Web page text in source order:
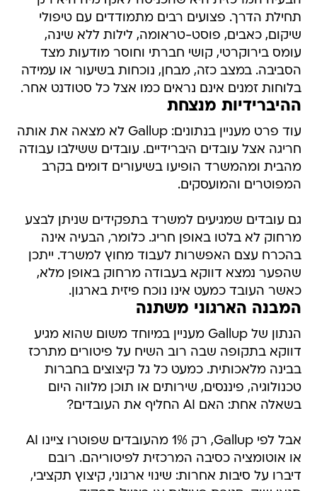
תחילת הדרך. פצועים רבים מתמודדים עם טיפולי
שיקום, כאבים, פוסט-טראומה, לילות ללא שינה,
עומס בירוקרטי, קושי חברתי וחוסר מודעות מצד
הסביבה. במצב כזה, מבחן, נוכחות בשיעור או עמידה
בלוחות זמנים אינם נראים כמו אצל כל סטודנט אחר.
ההיברידיות מנצחת
עוד פרט מעניין בנתונים: Gallup לא מצאה את אותה
חריגה אצל עובדים היברידיים. עובדים ששילבו עבודה
מהבית ומהמשרד הופיעו בשיעורים דומים בקרב
המפוטרים והמועסקים.
גם עובדים שמגיעים למשרד בתפקידים שניתן לבצע
מרחוק לא בלטו באופן חריג. כלומר, הבעיה אינה
בהכרח עצם האפשרות לעבוד מחוץ למשרד. ייתכן
שהפער נמצא דווקא בעבודה מרחוק באופן מלא,
כאשר העובד כמעט אינו נוכח פיזית בארגון.
המבנה הארגוני משתנה
הנתון של Gallup מעניין במיוחד משום שהוא מגיע
דווקא בתקופה שבה רוב השיח על פיטורים מתרכז
בבינה מלאכותית. כמעט כל גל קיצוצים בחברות
טכנולוגיה, פיננסים, שירותים או תוכן מלווה היום
בשאלה אחת: האם AI החליף את העובדים?
אבל לפי Gallup, רק 1% מהעובדים שפוטרו ציינו AI
או אוטומציה כסיבה המרכזית לפיטוריהם. רובם
דיברו על סיבות אחרות: שינוי ארגוני, קיצוץ תקציבי,